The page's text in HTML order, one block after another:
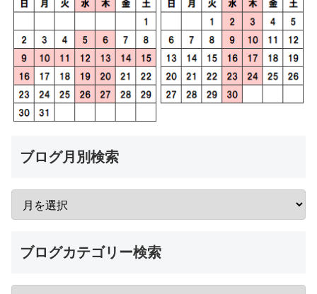
ブログ月別検索
ブログカテゴリー検索